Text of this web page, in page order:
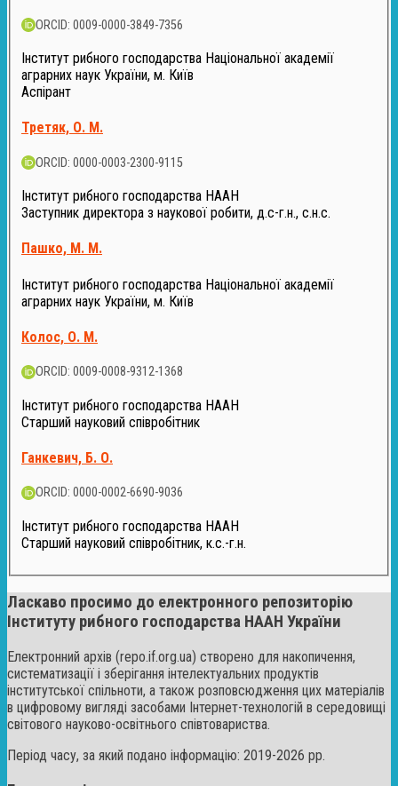
ORCID: 0009-0000-3849-7356
Інститут рибного господарства Національної академії
аграрних наук України, м. Київ
Аспірант
Третяк, О. М.
ORCID: 0000-0003-2300-9115
Інститут рибного господарства НААН
Заступник директора з наукової робити, д.с-г.н., с.н.с.
Пашко, М. М.
Інститут рибного господарства Національної академії
аграрних наук України, м. Київ
Колос, О. М.
ORCID: 0009-0008-9312-1368
Інститут рибного господарства НААН
Старший науковий співробітник
Ганкевич, Б. О.
ORCID: 0000-0002-6690-9036
Інститут рибного господарства НААН
Старший науковий співробітник, к.с.-г.н.
Ласкаво просимо до електронного репозиторію
Інституту рибного господарства НААН України
Електронний архів (repo.if.org.ua) створено для накопичення,
систематизації і зберігання інтелектуальних продуктів
інститутської спільноти, а також розповсюдження цих матеріалів
в цифровому вигляді засобами Інтернет-технологій в середовищі
світового науково-освітнього співтовариства.
Період часу, за який подано інформацію: 2019-2026 рр.